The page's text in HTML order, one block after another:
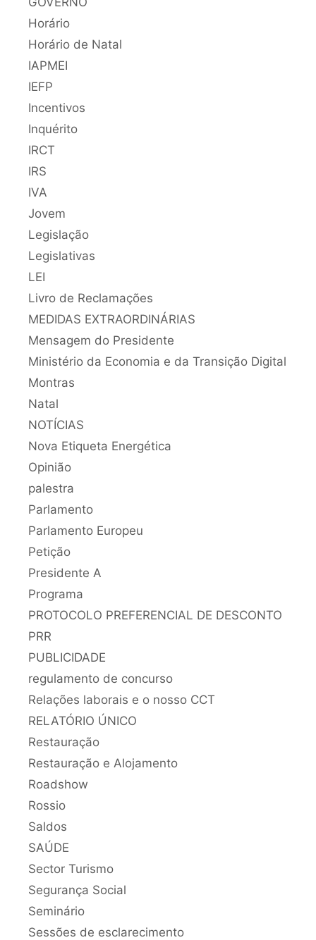
Horário
Horário de Natal
IAPMEI
IEFP
Incentivos
Inquérito
IRCT
IRS
IVA
Jovem
Legislação
Legislativas
LEI
Livro de Reclamações
MEDIDAS EXTRAORDINÁRIAS
Mensagem do Presidente
Ministério da Economia e da Transição Digital
Montras
Natal
NOTÍCIAS
Nova Etiqueta Energética
Opinião
palestra
Parlamento
Parlamento Europeu
Petição
Presidente A
Programa
PROTOCOLO PREFERENCIAL DE DESCONTO
PRR
PUBLICIDADE
regulamento de concurso
Relações laborais e o nosso CCT
RELATÓRIO ÚNICO
Restauração
Restauração e Alojamento
Roadshow
Rossio
Saldos
SAÚDE
Sector Turismo
Segurança Social
Seminário
Sessões de esclarecimento